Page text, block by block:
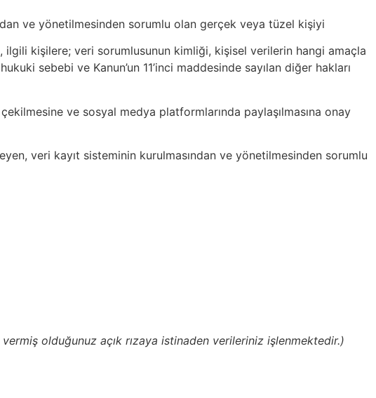
ve yönetilmesinden sorumlu olan gerçek veya tüzel kişiyi
kişilere; veri sorumlusunun kimliği, kişisel verilerin hangi amaçla
sebebi ve Kanun’un 11’inci maddesinde sayılan diğer hakları
ve sosyal medya platformlarında paylaşılmasına onay
veri kayıt sisteminin kurulmasından ve yönetilmesinden sorumlu
olduğunuz açık rızaya istinaden verileriniz işlenmektedir.)